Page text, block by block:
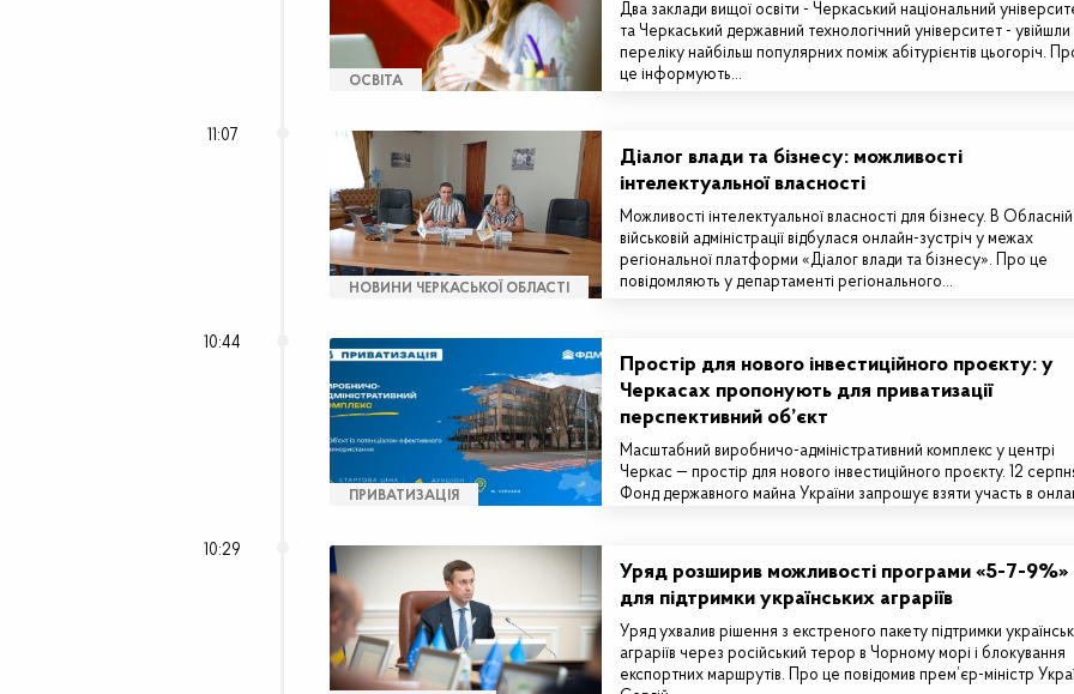
ОСВІТА
Два заклади вищої освіти - Черкаський національний
та Черкаський державний технологічний університет - увійшли
переліку найбільш популярних поміж абітурієнтів цьогоріч.
це інформують…
11:07
НОВИНИ ЧЕРКАСЬКОЇ ОБЛАСТІ
Діалог влади та бізнесу: можливості
інтелектуальної власності
Можливості інтелектуальної власності для бізнесу. В Обласній
військовій адміністрації відбулася онлайн-зустріч у межах
регіональної платформи «Діалог влади та бізнесу». Про це
повідомляють у департаменті регіонального…
10:44
ПРИВАТИЗАЦІЯ
Простір для нового інвестиційного проєкту: у
Черкасах пропонують для приватизації
перспективний об’єкт
Масштабний виробничо-адміністративний комплекс у центрі
Черкас — простір для нового інвестиційного проєкту. 12
Фонд державного майна України запрошує взяти участь в
10:29
Уряд розширив можливості програми «5-7-9%»
для підтримки українських аграріїв
Уряд ухвалив рішення з екстреного пакету підтримки
аграріїв через російський терор в Чорному морі і блокування
експортних маршрутів. Про це повідомив прем’єр-міністр